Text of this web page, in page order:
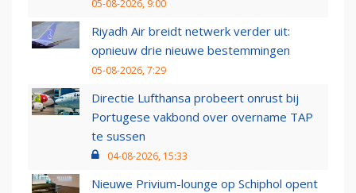
05-08-2026, 9:00
Riyadh Air breidt netwerk verder uit:
opnieuw drie nieuwe bestemmingen
05-08-2026, 7:29
Directie Lufthansa probeert onrust bij
Portugese vakbond over overname TAP
te sussen
04-08-2026, 15:33
Nieuwe Privium-lounge op Schiphol opent